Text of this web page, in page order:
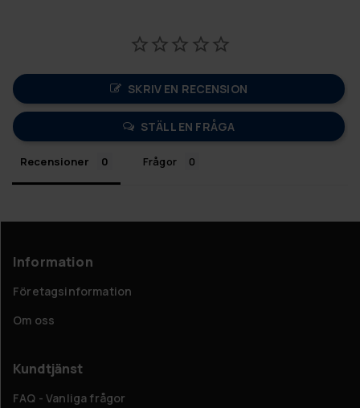
SKRIV EN RECENSION
STÄLL EN FRÅGA
Recensioner Frågor
Information
Företagsinformation
Om oss
Kundtjänst
FAQ - Vanliga frågor